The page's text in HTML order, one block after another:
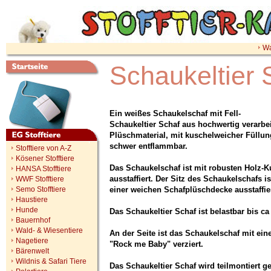
Stofftiere von A-Z
Kösener Stofftiere
HANSA Stofftiere
WWF Stofftiere
Semo Stofftiere
Haustiere
Hunde
Bauernhof
Wald- & Wiesentiere
Nagetiere
Bärenwelt
Wildnis & Safari Tiere
Schaukeltier
Ein weißes Schaukelschaf mit Fell-
Schaukeltier Schaf aus hochwertig
Plüschmaterial, mit kuschelweicher
schwer entflammbar.
Das Schaukelschaf ist mit robusten Holz-
ausstaffiert. Der Sitz des Schaukelschafs
einer weichen Schafplüschdecke
Das Schaukeltier Schaf ist belastbar bis ca
An der Seite ist das Schaukelschaf mit
"Rock me Baby" verziert.
Das Schaukeltier Schaf wird teilmontiert